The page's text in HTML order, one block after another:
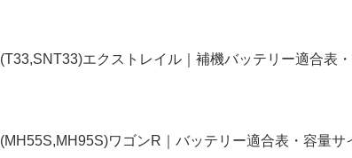
(T33,SNT33)エクストレイル｜補機バッテリー適合表
(MH55S,MH95S)ワゴンR｜バッテリー適合表・容量サ